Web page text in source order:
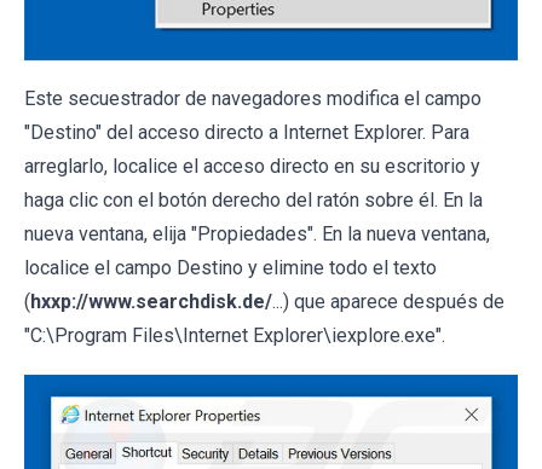
Este secuestrador de navegadores modifica el campo
"Destino" del acceso directo a Internet Explorer. Para
arreglarlo, localice el acceso directo en su escritorio y
haga clic con el botón derecho del ratón sobre él. En la
nueva ventana, elija "Propiedades". En la nueva ventana,
localice el campo Destino y elimine todo el texto
( hxxp://www.searchdisk.de/...) que aparece después de
"C:\Program Files\Internet Explorer\iexplore.exe".